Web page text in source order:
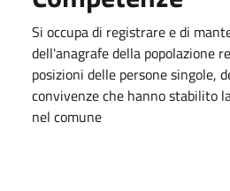
Si occupa di registrare e di
dell'anagrafe della popolazione
posizioni delle persone singole,
convivenze che hanno stabilito
nel comune